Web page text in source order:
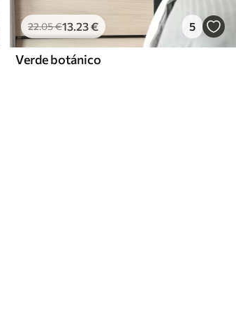
22.05€13.23€ 5
Verde botánico